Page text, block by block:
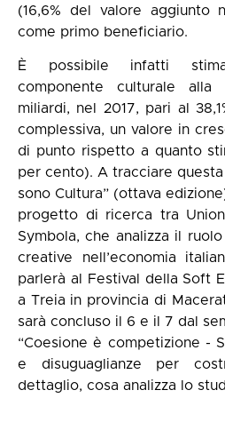
(16,6% del valore aggiunto
come primo beneficiario.
È possibile infatti
componente culturale alla
miliardi, nel 2017, pari al
complessiva, un valore in
di punto rispetto a quanto
per cento). A tracciare
sono Cultura” (ottava
progetto di ricerca tra
Symbola, che analizza il
creative nell’economia
parlerà al Festival della Soft
a Treia in provincia di
sarà concluso il 6 e il 7 dal
“Coesione è competizione -
e disuguaglianze per
dettaglio, cosa analizza lo